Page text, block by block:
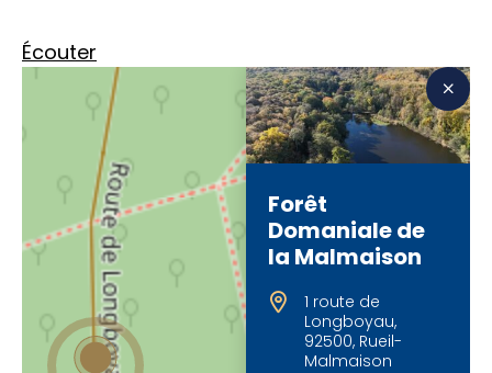
Écouter
Forêt
Domaniale de
la Malmaison
1 route de
Longboyau,
92500, Rueil-
Malmaison